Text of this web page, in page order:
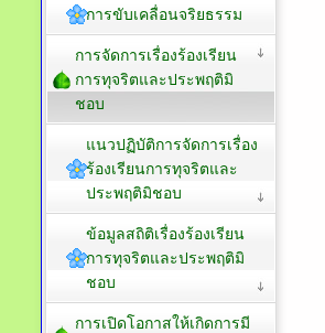
การขับเคลื่อนจริยธรรม
การจัดการเรื่องร้องเรียน
การทุจริตและประพฤติมิ
ชอบ
แนวปฏิบัติการจัดการเรื่อง
ร้องเรียนการทุจริตและ
ประพฤติมิชอบ
ข้อมูลสถิติเรื่องร้องเรียน
การทุจริตและประพฤติมิ
ชอบ
การเปิดโอกาสให้เกิดการมี